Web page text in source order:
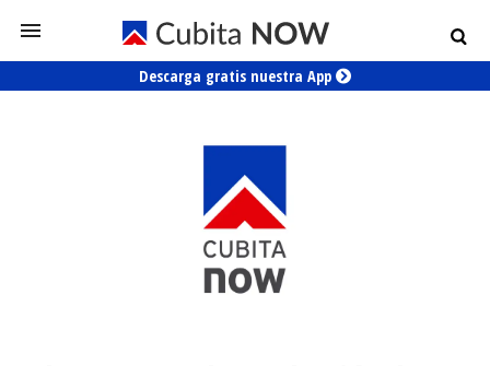
Descarga gratis nuestra App